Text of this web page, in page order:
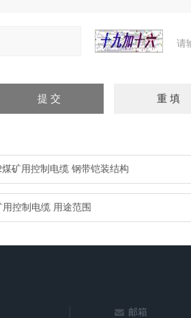
请
煤矿用控制电缆 钢带铠装结构
控制电缆 用途范围
邮箱